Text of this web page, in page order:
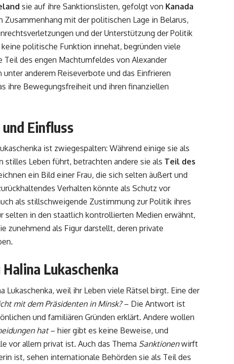
sie auf ihre Sanktionslisten, gefolgt von Kanada
Zusammenhang mit der politischen Lage in Belarus,
und der Unterstützung der Politik
politische Funktion innehat, begründen viele
des engen Machtumfeldes von Alexander
anderem Reiseverbote und das Einfrieren
ihre Bewegungsfreiheit und ihren finanziellen
Einfluss
ist zwiegespalten: Während einige sie als
Leben führt, betrachten andere sie als Teil des
ein Bild einer Frau, die sich selten äußert und
Verhalten könnte als Schutz vor
als stillschweigende Zustimmung zur Politik ihres
selten in den staatlich kontrollierten Medien erwähnt,
zunehmend als Figur darstellt, deren private
Lukaschenka
Lukaschenka, weil ihr Leben viele Rätsel birgt. Eine der
mit dem Präsidenten in Minsk?– Die Antwort ist
und familiären Gründen erklärt. Andere wollen
hat– hier gibt es keine Beweise, und
vor allem privat ist. Auch das Thema Sanktionenwirft
ist, sehen internationale Behörden sie als Teil des